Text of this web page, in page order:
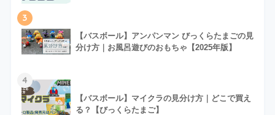
3
【バスボール】アンパンマン びっくらたまごの見
分け方｜お風呂遊びのおもちゃ【2025年版】
4
【バスボール】マイクラの見分け方｜どこで買え
る？【びっくらたまご】